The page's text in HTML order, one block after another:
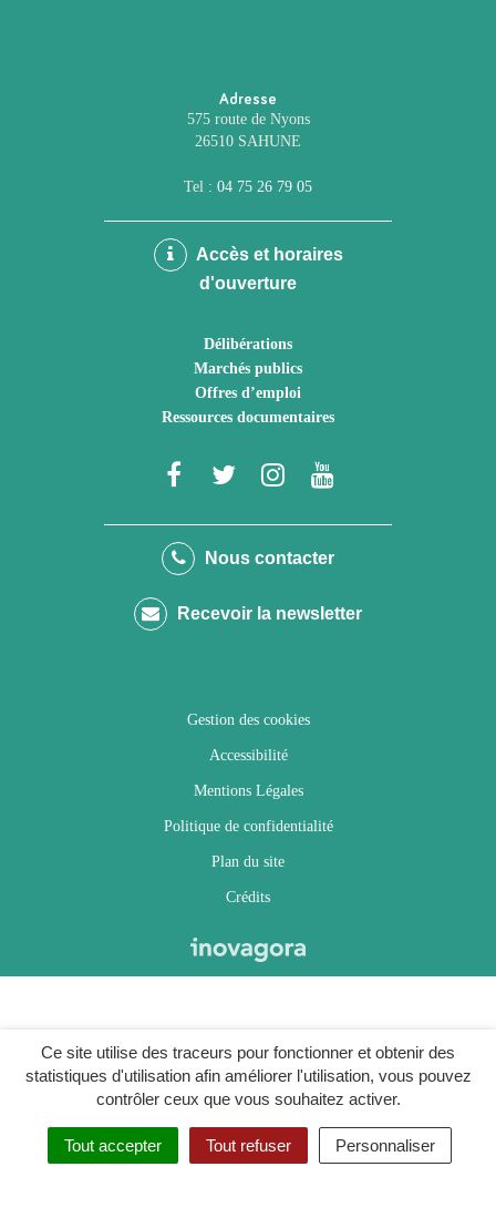
Ce site utilise des traceurs pour fonctionner et obtenir des
statistiques d'utilisation afin améliorer l'utilisation, vous pouvez
contrôler ceux que vous souhaitez activer.
Tout accepter Tout refuser Personnaliser
Adresse
575 route de Nyons
26510 SAHUNE
Tel : 04 75 26 79 05
Accès et horaires
d'ouverture
Délibérations
Marchés publics
Offres d’emploi
Ressources documentaires
Lien
le
Facebook
Lien
le
Twitter
Lien
le
Instagram
Youtube
Nous contacter
Recevoir la newsletter
Gestion des cookies
Accessibilité
Mentions Légales
Politique de confidentialité
Plan du site
Crédits